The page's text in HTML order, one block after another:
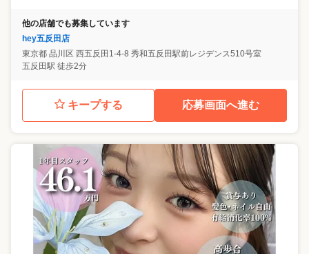
他の店舗でも募集しています
hey五反田店
東京都 品川区 西五反田1-4-8 秀和五反田駅前レジデンス510号室
五反田駅 徒歩2分
キープする 応募画面へ進む